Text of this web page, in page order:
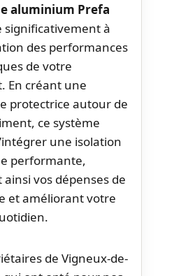
aluminium Prefa
significativement à
des performances
de votre
En créant une
protectrice autour de
ce système
une isolation
performante,
vos dépenses de
et améliorant votre
de Vigneux-de-